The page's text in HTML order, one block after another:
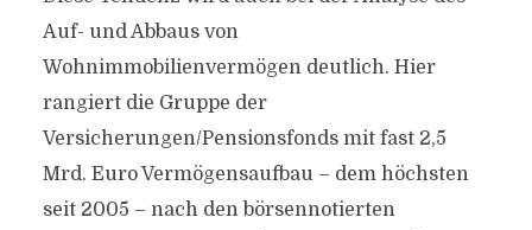
Auf- und Abbaus von
Wohnimmobilienvermögen deutlich. Hier
rangiert die Gruppe der
Versicherungen/Pensionsfonds mit fast 2,5
Mrd. Euro Vermögensaufbau – dem höchsten
seit 2005 – nach den börsennotierten